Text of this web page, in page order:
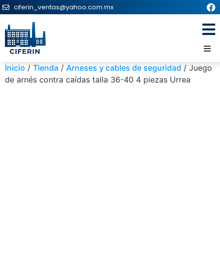
ciferin_ventas@yahoo.com.mx
Inicio / Tienda / Arneses y cables de seguridad / Juego
de arnés contra caídas talla 36-40 4 piezas Urrea